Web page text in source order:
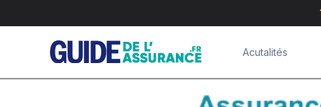
Acutalités